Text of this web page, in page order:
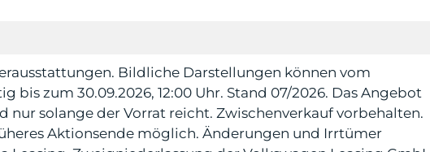
Bildliche Darstellungen können vom
bis zum 30.09.2026, 12:00 Uhr. Stand 07/2026. Das Angebot
solange der Vorrat reicht. Zwischenverkauf vorbehalten.
Aktionsende möglich. Änderungen und Irrtümer